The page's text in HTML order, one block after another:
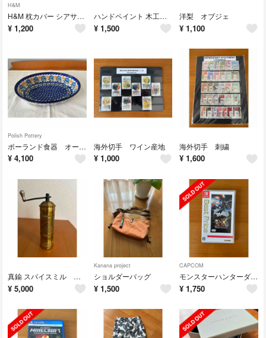
H&M
H&M 枕カバー シアサッカー (1枚入)
¥ 1,200
ハンドペイント 木工クラフト3点セット
¥ 1,500
洋梨 オブジェ
¥ 1,100
Polish Pottery
ポーランド食器 オーバルディッシュ
¥ 4,100
海外切手 ワイン産地
¥ 1,000
海外切手 刺繍
¥ 1,600
真鍮 スパイスミル ビンテージ
¥ 5,000
Kanana project
ショルダーバッグ
¥ 1,500
CAPCOM
モンスターハンターダブルクロス Nintendo Switch Ver. Bes
¥ 1,750